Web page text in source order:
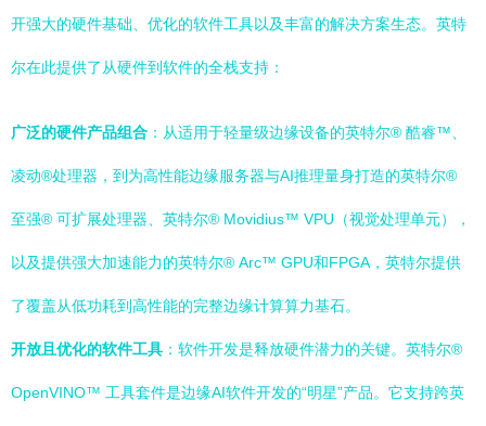
开强大的硬件基础、优化的软件工具以及丰富的解决方案生态。英特
尔在此提供了从硬件到软件的全栈支持：
广泛的硬件产品组合 ：从适用于轻量级边缘设备的英特尔® 酷睿™、
凌动®处理器，到为高性能边缘服务器与AI推理量身打造的英特尔®
至强® 可扩展处理器、英特尔® Movidius™ VPU（视觉处理单元），
以及提供强大加速能力的英特尔® Arc™ GPU和FPGA，英特尔提供
了覆盖从低功耗到高性能的完整边缘计算算力基石。
开放且优化的软件工具 ：软件开发是释放硬件潜力的关键。英特尔®
OpenVINO™ 工具套件是边缘AI软件开发的“明星”产品。它支持跨英